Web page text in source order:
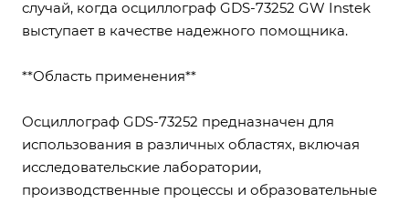
случай, когда осциллограф GDS-73252 GW Instek
выступает в качестве надежного помощника.
**Область применения**
Осциллограф GDS-73252 предназначен для
использования в различных областях, включая
исследовательские лаборатории,
производственные процессы и образовательные